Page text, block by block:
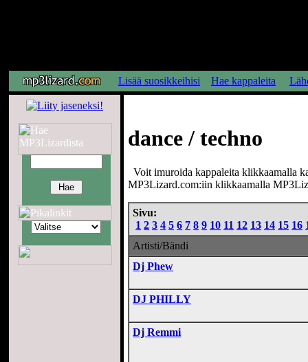
Lisää suosikkeihisi Hae kappaleita
dance / techno
Voit imuroida kappaleita klikkaamalla
MP3Lizard.com:iin klikkaamalla
Sivu:
1 2 3 4 5 6 7 8 9 10 11 12 13 14 15 16
Artisti/Bändi
Dj Phew
DJ PHILLY
Dj Remmi